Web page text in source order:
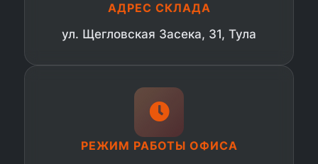
АДРЕС СКЛАДА
ул. Щегловская Засека, 31, Тула
РЕЖИМ РАБОТЫ ОФИСА